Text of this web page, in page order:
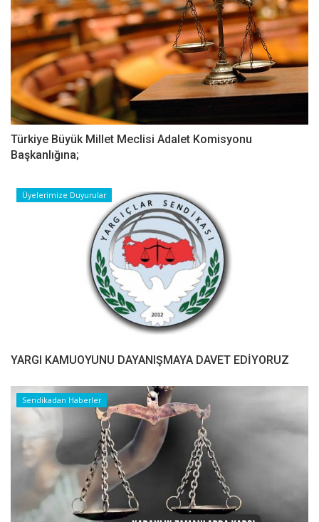
Türkiye Büyük Millet Meclisi Adalet Komisyonu
Başkanlığına;
Üyelerimize Duyurular
YARGI KAMUOYUNU DAYANIŞMAYA DAVET EDİYORUZ
Sendikadan Haberler